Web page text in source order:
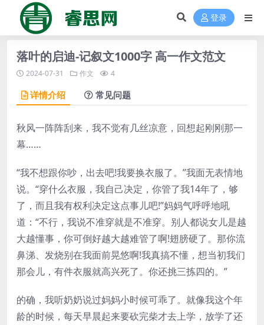
登录
落叶的启迪-记叙文1000字 高一作文范文
2024-07-31 作文 4
详情介绍 常见问题
秋风一阵阵刮来，我不觉有几丝凉意，回想起刚刚那一
幕……
“我不想跟你吵，出去吧!我要换衣服了。”我面无表情地
说。“穿什么衣服，我自己决定，你管了我14年了，够
了，而且我有权利决定这点事儿吧!”妈妈气呼呼地吼
道：“不行，我说不准穿就是不准穿。别人都说女儿是越
大越懂事，你可倒好越大越难管了啊!翅膀硬了。那你流
鼻涕、发烧别在我面前晃悠啊!我真搞不懂，想当初我们
那会儿，有件衣服就高兴死了。你还挑三拣四的。”
的确，我听奶奶说过妈妈小时候可乖了。就像我这个年
龄的时候，每天早晨起来要砍完柴才去上学，放学了还